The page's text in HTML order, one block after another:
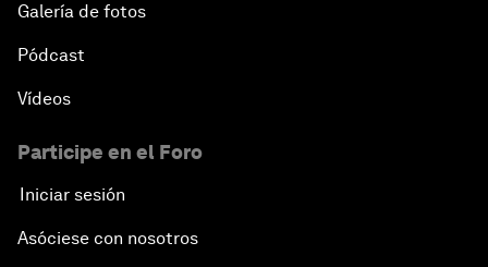
Galería de fotos
Pódcast
Vídeos
Participe en el Foro
Iniciar sesión
Asóciese con nosotros